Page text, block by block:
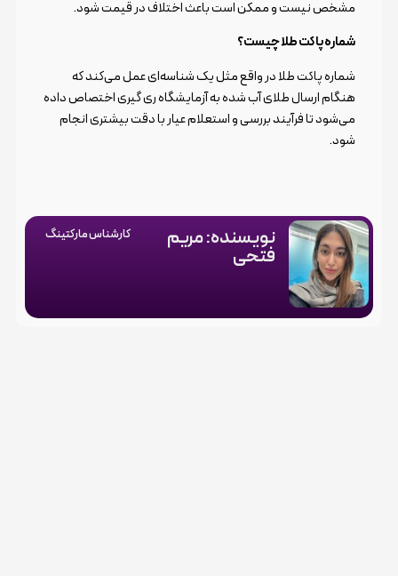
مشخص نیست و ممکن است باعث اختلاف در قیمت شود.
شماره پاکت طلا چیست؟
شماره پاکت طلا در واقع مثل یک شناسه‌ای عمل می‌کند که
هنگام ارسال طلای آب شده به آزمایشگاه ری گیری اختصاص داده
می‌شود تا فرآیند بررسی و استعلام عیار با دقت بیشتری انجام
شود.
نویسنده: مریم
فتحی
کارشناس مارکتینگ